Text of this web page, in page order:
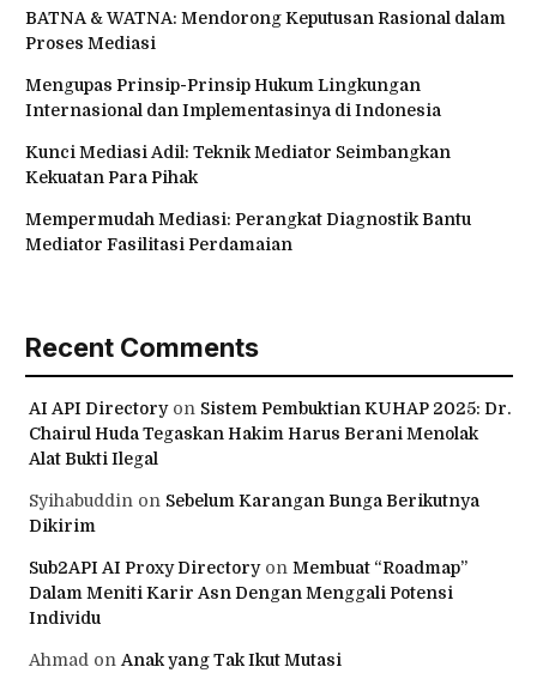
BATNA & WATNA: Mendorong Keputusan Rasional dalam
Proses Mediasi
Mengupas Prinsip-Prinsip Hukum Lingkungan
Internasional dan Implementasinya di Indonesia
Kunci Mediasi Adil: Teknik Mediator Seimbangkan
Kekuatan Para Pihak
Mempermudah Mediasi: Perangkat Diagnostik Bantu
Mediator Fasilitasi Perdamaian
Recent Comments
AI API Directoryon Sistem Pembuktian KUHAP 2025: Dr.
Chairul Huda Tegaskan Hakim Harus Berani Menolak
Alat Bukti Ilegal
Syihabuddin on Sebelum Karangan Bunga Berikutnya
Dikirim
Sub2API AI Proxy Directoryon Membuat “Roadmap”
Dalam Meniti Karir Asn Dengan Menggali Potensi
Individu
Ahmad on Anak yang Tak Ikut Mutasi